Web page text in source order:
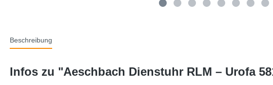
Beschreibung
Infos zu "Aeschbach Dienstuhr RLM – Urofa